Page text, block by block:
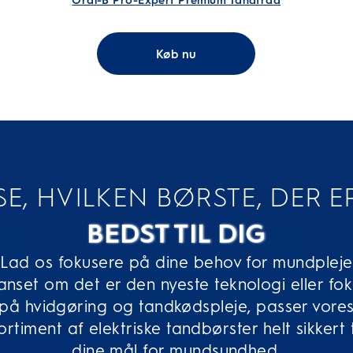
Køb nu
HVILKEN BØRSTE, DER
BEDST TIL DIG
Lad os fokusere på dine behov for mundpleje
om det er den nyeste teknologi eller
hvidgøring og tandkødspleje, passer vores
af elektriske tandbørster helt sikkert